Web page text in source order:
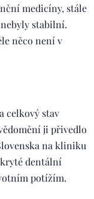
medicíny, stále
stabilní.
něco není v
celkový stav
ji přivedlo
na kliniku
dentální
potížím.